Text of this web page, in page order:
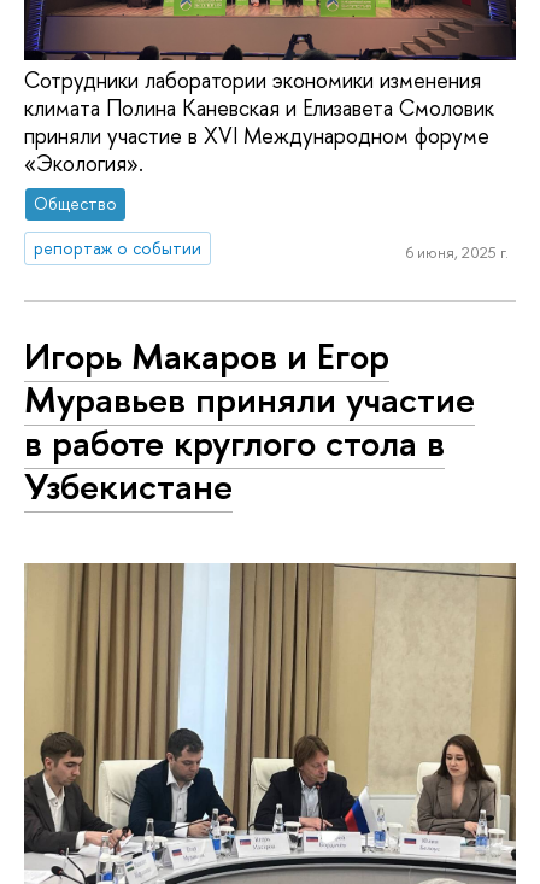
Сотрудники лаборатории экономики изменения
климата Полина Каневская и Елизавета Смоловик
приняли участие в XVI Международном форуме
«Экология».
Общество
репортаж о событии
6 июня, 2025 г.
Игорь Макаров и Егор
Муравьев приняли участие
в работе круглого стола в
Узбекистане